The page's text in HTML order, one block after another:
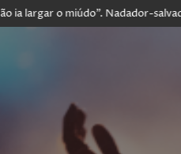
o miúdo”. Nadador-salvador que